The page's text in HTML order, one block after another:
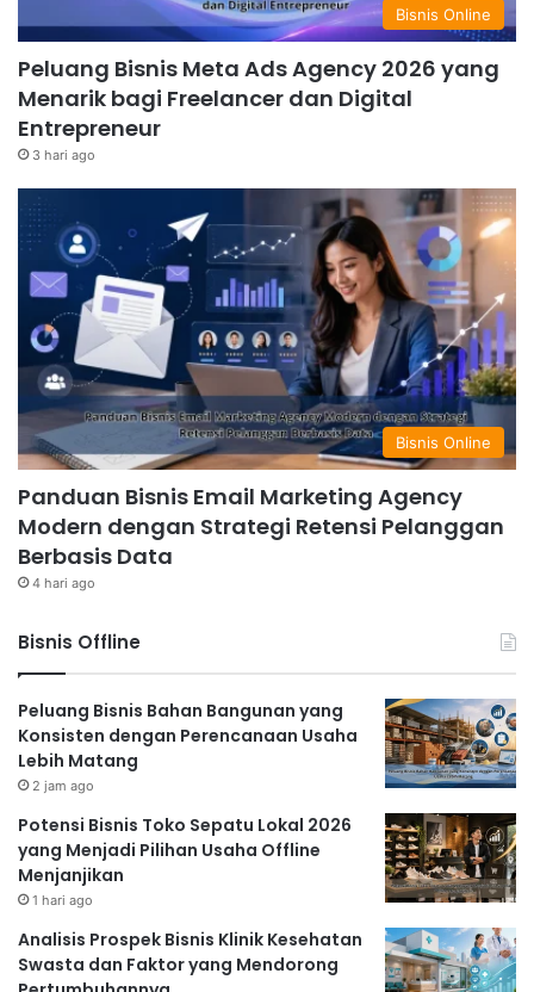
Bisnis Online
Peluang Bisnis Meta Ads Agency 2026 yang
Menarik bagi Freelancer dan Digital
Entrepreneur
3 hari ago
Bisnis Online
Panduan Bisnis Email Marketing Agency
Modern dengan Strategi Retensi Pelanggan
Berbasis Data
4 hari ago
Bisnis Offline
Peluang Bisnis Bahan Bangunan yang
Konsisten dengan Perencanaan Usaha
Lebih Matang
2 jam ago
Potensi Bisnis Toko Sepatu Lokal 2026
yang Menjadi Pilihan Usaha Offline
Menjanjikan
1 hari ago
Analisis Prospek Bisnis Klinik Kesehatan
Swasta dan Faktor yang Mendorong